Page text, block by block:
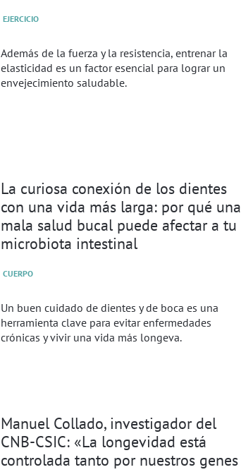
EJERCICIO
Además de la fuerza y la resistencia, entrenar la
elasticidad es un factor esencial para lograr un
envejecimiento saludable.
La curiosa conexión de los dientes
con una vida más larga: por qué una
mala salud bucal puede afectar a tu
microbiota intestinal
CUERPO
Un buen cuidado de dientes y de boca es una
herramienta clave para evitar enfermedades
crónicas y vivir una vida más longeva.
Manuel Collado, investigador del
CNB-CSIC: «La longevidad está
controlada tanto por nuestros genes